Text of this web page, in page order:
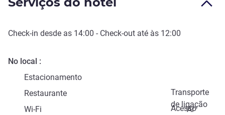
Check-in desde as 14:00 - Check-out até às 12:00
No local
Estacionamento
Transporte
de ligação
Restaurante
Acesso
Wi-Fi
Ar